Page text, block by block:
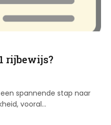
rijbewijs?
spannende stap naar
vooral…